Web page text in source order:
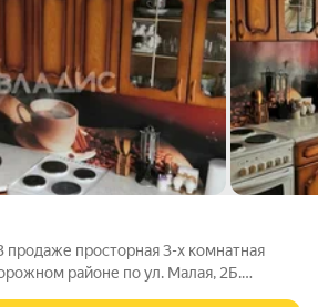
продаже просторная 3-х комнатная
районе по ул. Малая, 2Б.